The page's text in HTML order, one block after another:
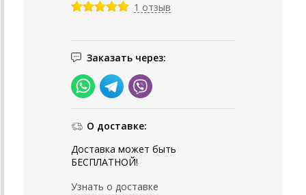
1 отзыв
Заказать через:
О доставке:
Доставка может быть
БЕСПЛАТНОЙ!
Узнать о доставке